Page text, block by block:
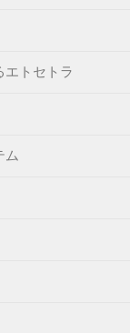
エトセトラ
ム